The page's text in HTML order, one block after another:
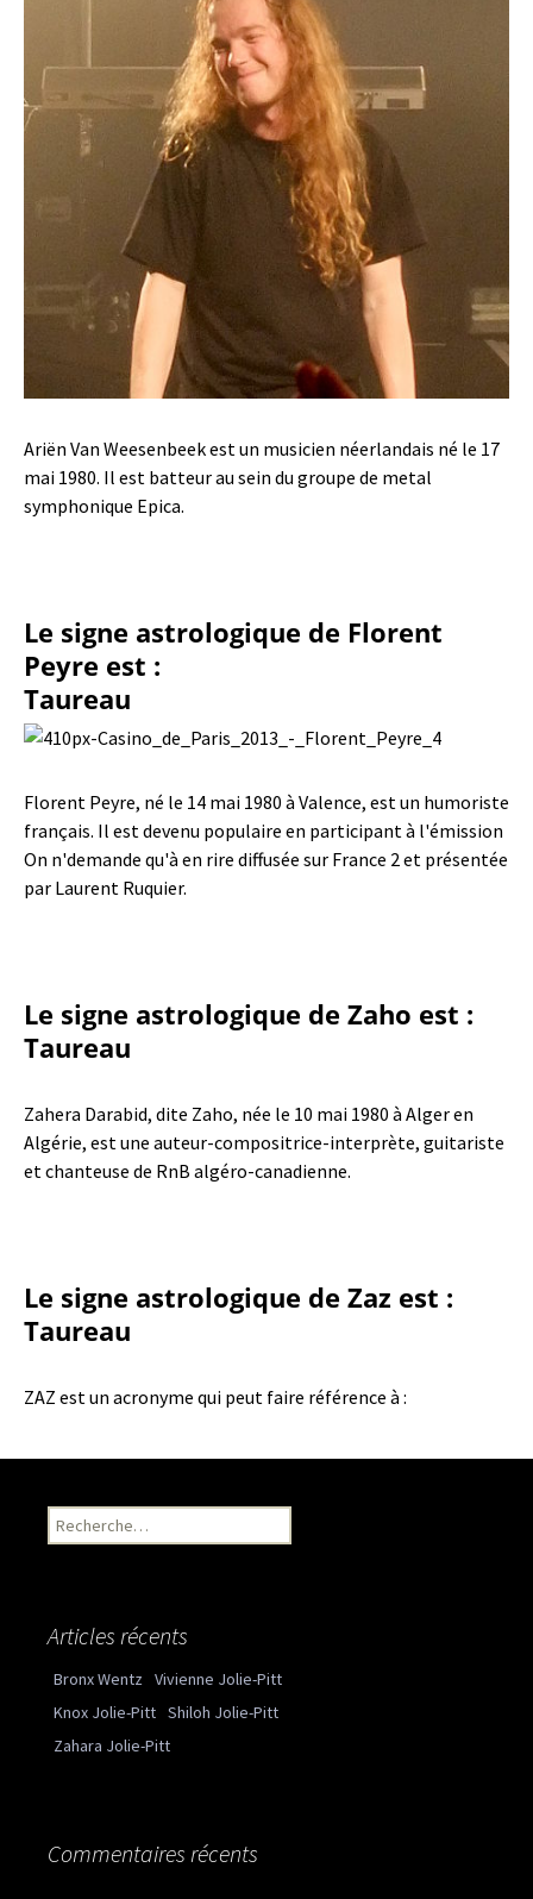
Ariën Van Weesenbeek est un musicien néerlandais né le 17
mai 1980. Il est batteur au sein du groupe de metal
symphonique Epica.
Le signe astrologique de Florent
Peyre est :
Taureau
Florent Peyre, né le 14 mai 1980 à Valence, est un humoriste
français. Il est devenu populaire en participant à l'émission
On n'demande qu'à en rire diffusée sur France 2 et présentée
par Laurent Ruquier.
Le signe astrologique de Zaho est :
Taureau
Zahera Darabid, dite Zaho, née le 10 mai 1980 à Alger en
Algérie, est une auteur-compositrice-interprète, guitariste
et chanteuse de RnB algéro-canadienne.
Le signe astrologique de Zaz est :
Taureau
ZAZ est un acronyme qui peut faire référence à :
Recherche pour :
Articles récents
Bronx Wentz Vivienne Jolie-Pitt
Knox Jolie-Pitt Shiloh Jolie-Pitt
Zahara Jolie-Pitt
Commentaires récents